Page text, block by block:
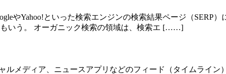
やYahoo!といった検索エンジンの検索結果ページ（
いう。 オーガニック検索の領域は、検索エ [……]
ルメディア、ニュースアプリなどのフィード（タイムライ